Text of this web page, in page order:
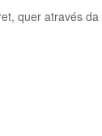
quer através da